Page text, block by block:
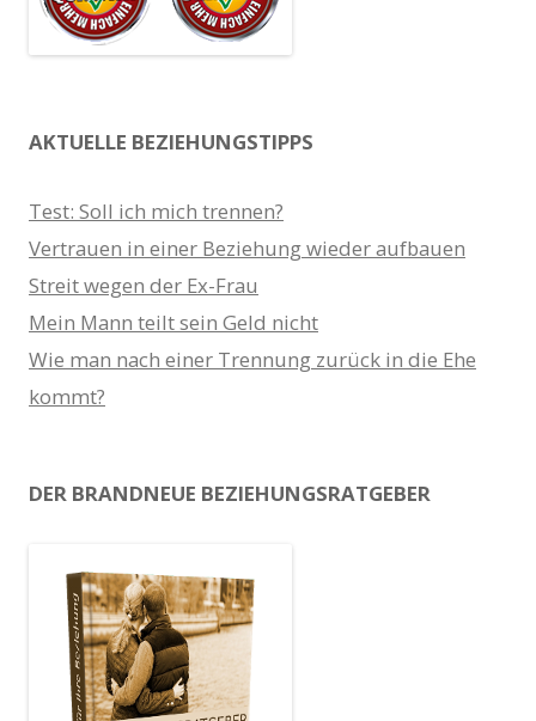
AKTUELLE BEZIEHUNGSTIPPS
Test: Soll ich mich trennen?
Vertrauen in einer Beziehung wieder aufbauen
Streit wegen der Ex-Frau
Mein Mann teilt sein Geld nicht
Wie man nach einer Trennung zurück in die Ehe
kommt?
DER BRANDNEUE BEZIEHUNGSRATGEBER